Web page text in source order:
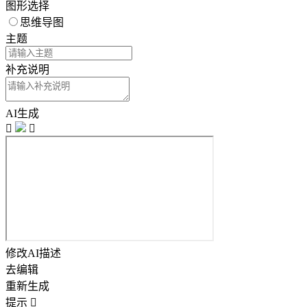
图形选择
思维导图
主题
补充说明
AI生成


修改AI描述
去编辑
重新生成
提示 